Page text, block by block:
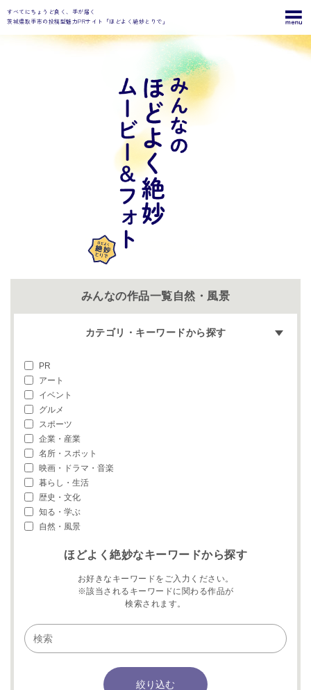
すべてにちょうど良く、手が届く
茨城県取手市の投稿型魅力PRサイト「ほどよく絶妙とりで」
みんなの作品一覧自然・風景
カテゴリ・キーワードから探す
PR
アート
イベント
グルメ
スポーツ
企業・産業
名所・スポット
映画・ドラマ・音楽
暮らし・生活
歴史・文化
知る・学ぶ
自然・風景
ほどよく絶妙なキーワードから探す
お好きなキーワードをご入力ください。
※該当されるキーワードに関わる作品が
検索されます。